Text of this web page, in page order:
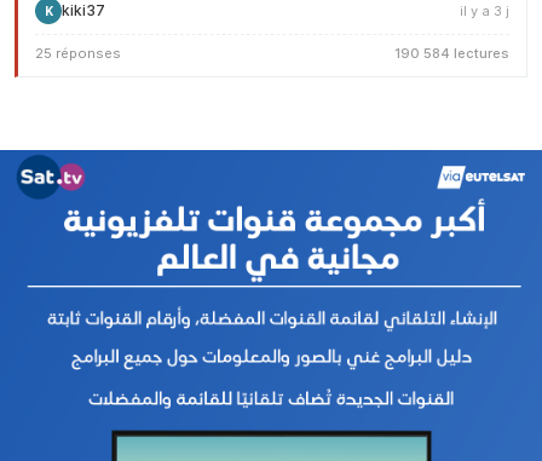
K kiki37 il y a 3 j
25 réponses 190 584 lectures